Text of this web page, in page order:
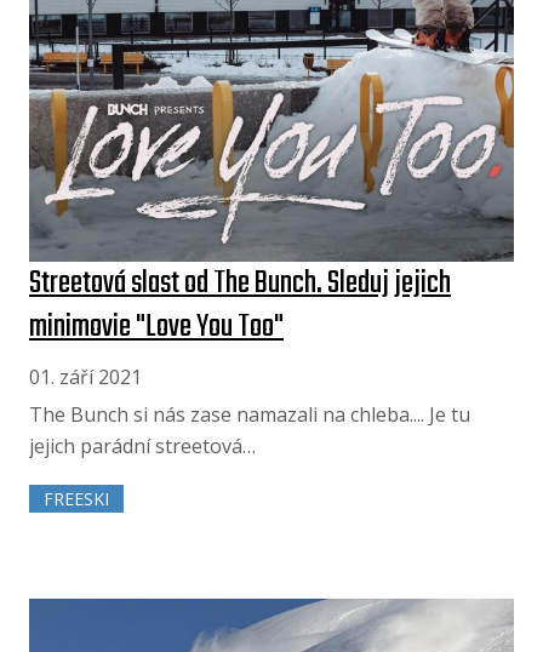
Streetová slast od The Bunch. Sleduj jejich
minimovie "Love You Too"
01. září 2021
The Bunch si nás zase namazali na chleba.... Je tu
jejich parádní streetová…
FREESKI